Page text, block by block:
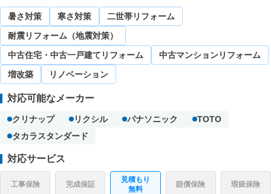
暑さ対策 寒さ対策
二世帯リフォーム
耐震リフォーム（地震対策）
中古住宅・中古一戸建てリフォーム
中古マンションリフォーム
増改築
リノベーション
対応可能なメーカー
クリナップ リクシル パナソニック
TOTO
タカラスタンダード
対応サービス
工事保険 完成保証
見積もり
無料
賠償保険 瑕疵保険